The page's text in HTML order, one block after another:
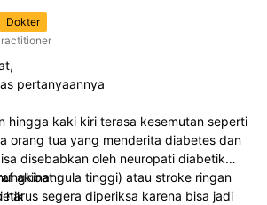
Dokter
pertanyaannya
hingga kaki kiri terasa kesemutan seperti
orang tua yang menderita diabetes dan
disebabkan oleh neuropati diabetik
akibat gula tinggi) atau stroke ringan
harus segera diperiksa karena bisa jadi